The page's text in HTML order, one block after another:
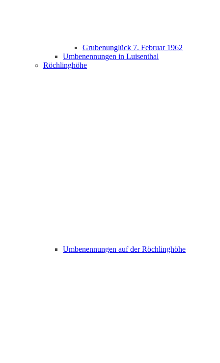
Grubenunglück 7. Februar 1962
Umbenennungen in Luisenthal
Röchlinghöhe
Umbenennungen auf der Röchlinghöhe